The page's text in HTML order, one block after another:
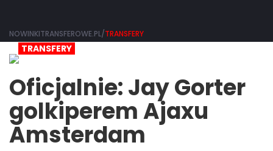
NOWINKITRANSFEROWE.PL/TRANSFERY
TRANSFERY
Oficjalnie: Jay Gorter
golkiperem Ajaxu
Amsterdam